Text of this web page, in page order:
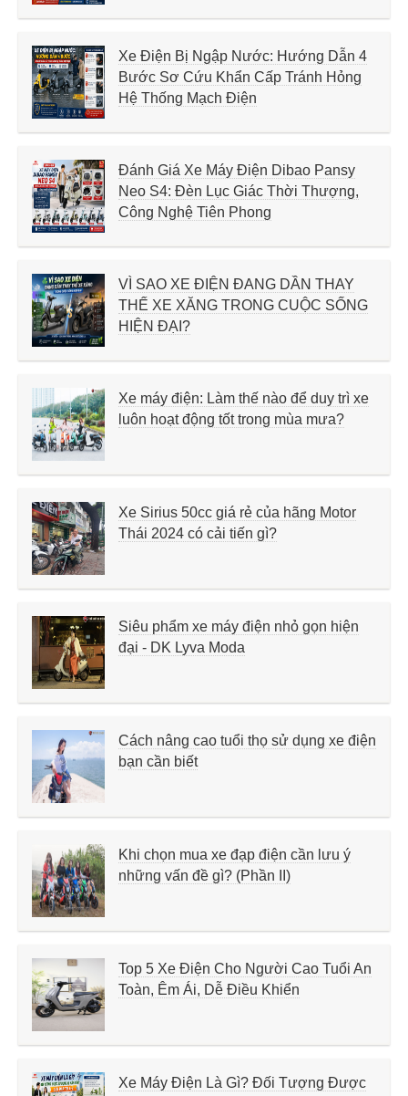
Xe Điện Bị Ngập Nước: Hướng Dẫn 4
Bước Sơ Cứu Khẩn Cấp Tránh Hỏng
Hệ Thống Mạch Điện
Đánh Giá Xe Máy Điện Dibao Pansy
Neo S4: Đèn Lục Giác Thời Thượng,
Công Nghệ Tiên Phong
VÌ SAO XE ĐIỆN ĐANG DẦN THAY
THẾ XE XĂNG TRONG CUỘC SỐNG
HIỆN ĐẠI?
Xe máy điện: Làm thế nào để duy trì xe
luôn hoạt động tốt trong mùa mưa?
Xe Sirius 50cc giá rẻ của hãng Motor
Thái 2024 có cải tiến gì?
Siêu phẩm xe máy điện nhỏ gọn hiện
đại - DK Lyva Moda
Cách nâng cao tuổi thọ sử dụng xe điện
bạn cần biết
Khi chọn mua xe đạp điện cần lưu ý
những vấn đề gì? (Phần II)
Top 5 Xe Điện Cho Người Cao Tuổi An
Toàn, Êm Ái, Dễ Điều Khiển
Xe Máy Điện Là Gì? Đối Tượng Được